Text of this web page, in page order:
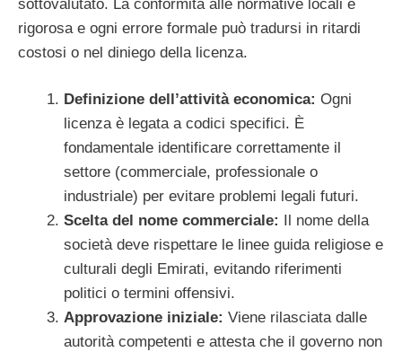
sottovalutato. La conformità alle normative locali è
rigorosa e ogni errore formale può tradursi in ritardi
costosi o nel diniego della licenza.
Definizione dell’attività economica: Ogni
licenza è legata a codici specifici. È
fondamentale identificare correttamente il
settore (commerciale, professionale o
industriale) per evitare problemi legali futuri.
Scelta del nome commerciale: Il nome della
società deve rispettare le linee guida religiose e
culturali degli Emirati, evitando riferimenti
politici o termini offensivi.
Approvazione iniziale: Viene rilasciata dalle
autorità competenti e attesta che il governo non